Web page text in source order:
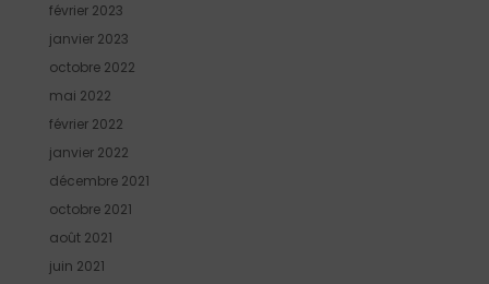
février 2023
janvier 2023
octobre 2022
mai 2022
février 2022
janvier 2022
décembre 2021
octobre 2021
août 2021
juin 2021